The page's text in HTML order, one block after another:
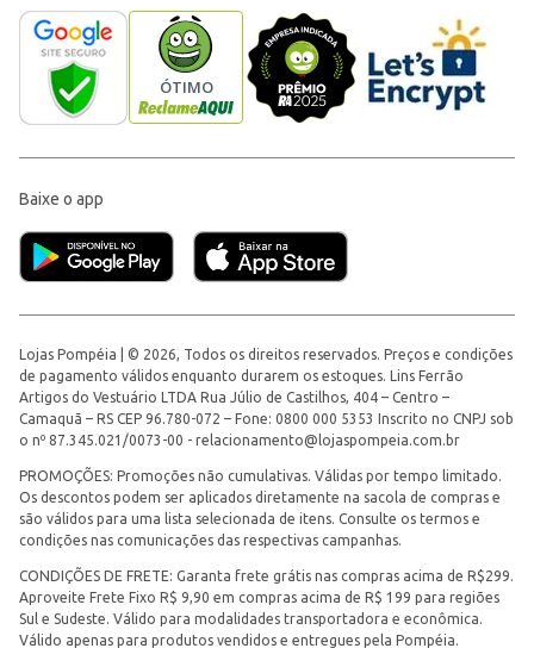
Baixe o app
Lojas Pompéia | © 2026, Todos os direitos reservados. Preços e condições
de pagamento válidos enquanto durarem os estoques. Lins Ferrão
Artigos do Vestuário LTDA Rua Júlio de Castilhos, 404 – Centro –
Camaquã – RS CEP 96.780-072 – Fone: 0800 000 5353 Inscrito no CNPJ sob
o nº 87.345.021/0073-00 - relacionamento@lojaspompeia.com.br
PROMOÇÕES: Promoções não cumulativas. Válidas por tempo limitado.
Os descontos podem ser aplicados diretamente na sacola de compras e
são válidos para uma lista selecionada de itens. Consulte os termos e
condições nas comunicações das respectivas campanhas.
CONDIÇÕES DE FRETE: Garanta frete grátis nas compras acima de R$299.
Aproveite Frete Fixo R$ 9,90 em compras acima de R$ 199 para regiões
Sul e Sudeste. Válido para modalidades transportadora e econômica.
Válido apenas para produtos vendidos e entregues pela Pompéia.